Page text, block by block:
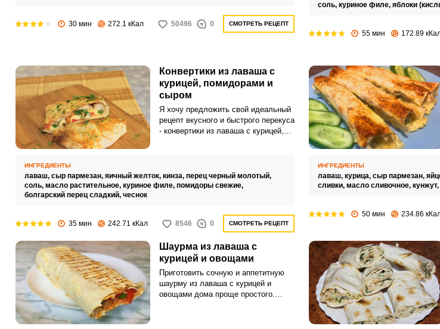
30 мин 272.1 кКал 50496 0 СМОТРЕТЬ РЕЦЕПТ
соль, куриное филе, яблоки
55 мин 172.89
Конвертики из лаваша с
курицей, помидорами и
сыром
Я хочу предложить свой идеальный
рецепт вкусного и быстрого перекуса
- конвертики из лаваша с курицей,
на природу.
ИНГРЕДИЕНТЫ
лаваш, сыр пармезан, яичный желток, кинза, перец черный молотый,
соль, масло растительное, куриное филе, помидоры свежие,
болгарский перец сладкий, чеснок
35 мин 242.71 кКал 8546 0 СМОТРЕТЬ РЕЦЕПТ
ИНГРЕДИЕНТЫ
лаваш, курица, сыр пармезан,
сливки, масло сливочное, кунжут,
50 мин 234.86
Шаурма из лаваша с
курицей и овощами
Приготовить сочную и аппетитную
шаурму из лаваша с курицей и
овощами дома проще простого.